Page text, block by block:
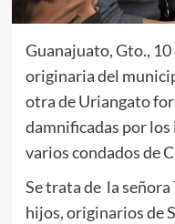
Guanajuato, Gto.,
originaria del
otra de Uriangato
damnificadas por los
varios condados de
Se trata de la señora
hijos, originarios de